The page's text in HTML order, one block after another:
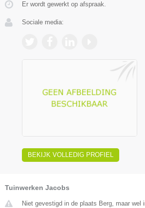
Er wordt gewerkt op afspraak.
Sociale media:
BEKIJK VOLLEDIG PROFIEL
Tuinwerken Jacobs
Niet gevestigd in de plaats Berg, maar wel